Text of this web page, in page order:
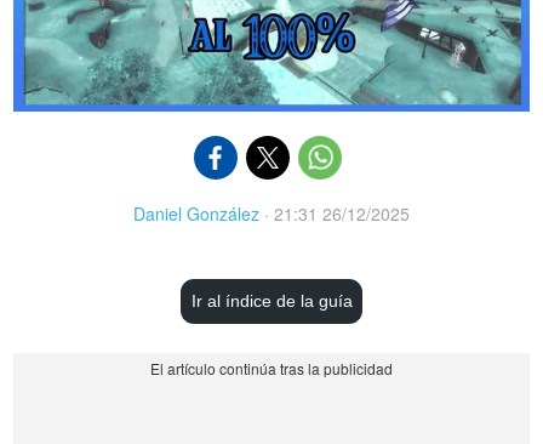
Daniel González · 21:31 26/12/2025
Ir al índice de la guía